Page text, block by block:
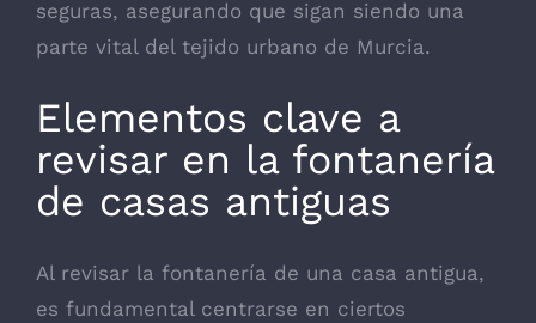
seguras, asegurando que sigan siendo una
parte vital del tejido urbano de Murcia.
Elementos clave a
revisar en la fontanería
de casas antiguas
Al revisar la fontanería de una casa antigua,
es fundamental centrarse en ciertos